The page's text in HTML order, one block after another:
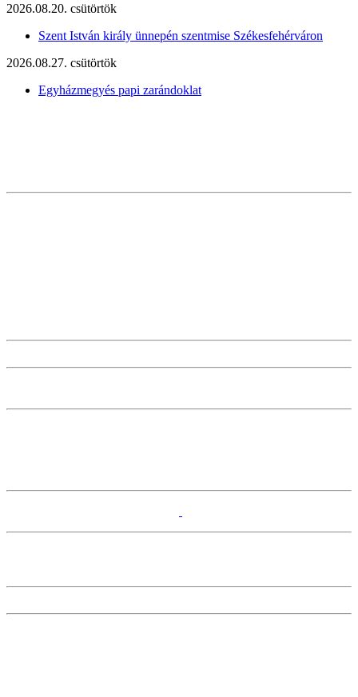
2026.08.20. csütörtök
Szent István király ünnepén szentmise Székesfehérváron
2026.08.27. csütörtök
Egyházmegyés papi zarándoklat